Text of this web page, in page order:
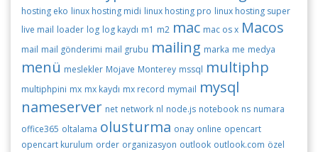
hosting eko linux hosting midi linux hosting pro linux hosting super
live mail loader log log kaydı m1 m2 mac mac os x Macos
mail mail gönderimi mail grubu mailing marka me medya
menü meslekler Mojave Monterey mssql multiphp
multiphpini mx mx kaydı mx record mymail mysql
nameserver net network nl node.js notebook ns numara
office365 oltalama olusturma onay online opencart
opencart kurulum order organizasyon outlook outlook.com özel